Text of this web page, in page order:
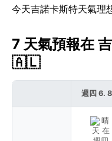
今天吉諾卡斯特天氣理
7 天氣預報在
🇦🇱
週四 6.